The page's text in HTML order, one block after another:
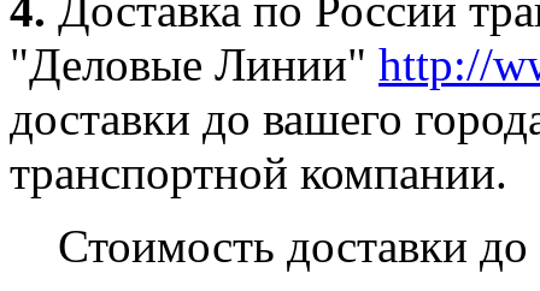
"Деловые Линии" http://
доставки до вашего
транспортной компании.
Стоимость доставки